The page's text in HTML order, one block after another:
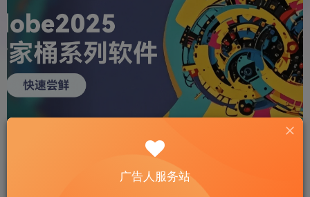
Adobe2017-2025全家桶 WIN/MAC 不限速下载
广告人服务站